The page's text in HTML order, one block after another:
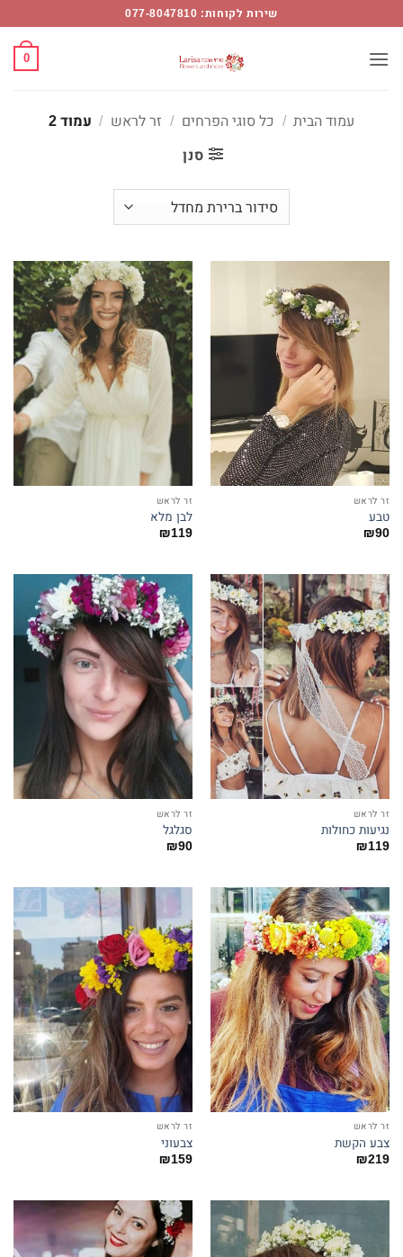
לראש
עמוד
Flowers
content
שירות לקוחות: 077-8047810
0
עמוד הבית / כל סוגי הפרחים / זר לראש / עמוד 2
סנן
זר לראש
טבע
₪90
זר לראש
לבן מלא
₪119
זר לראש
נגיעות כחולות
₪119
זר לראש
סגלגל
₪90
זר לראש
צבע הקשת
₪219
זר לראש
צבעוני
₪159